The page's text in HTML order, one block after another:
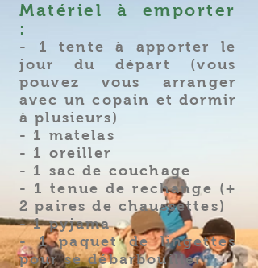
Matériel à emporter
:
- 1 tente à apporter le
jour du départ (vous
pouvez vous arranger
avec un copain et dormir
à plusieurs)
- 1 matelas
- 1 oreiller
- 1 sac de couchage
- 1 tenue de rechange (+
2 paires de chaussettes)
- 1 pyjama
- 1 paquet de lingettes
pour se débarbouiller